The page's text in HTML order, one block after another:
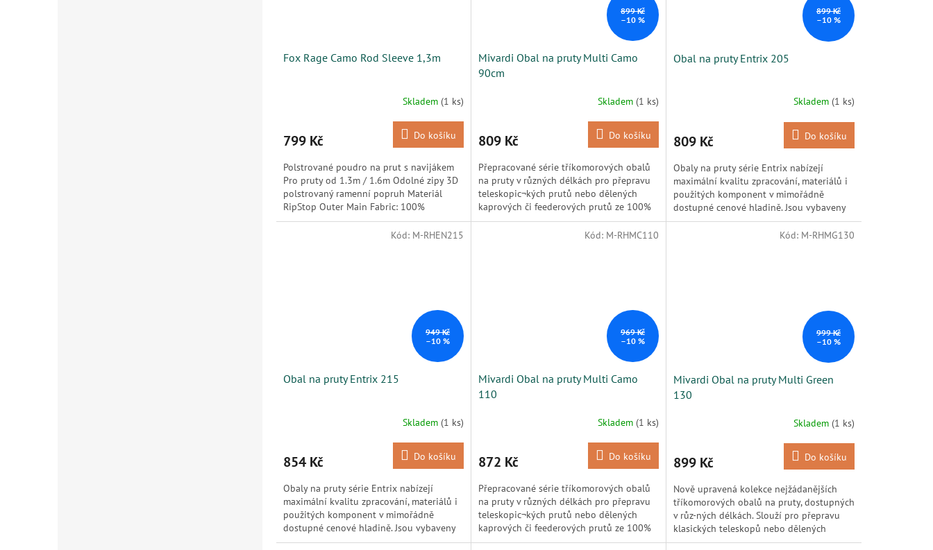
Fox Rage Camo Rod Sleeve 1,3m
Skladem (1 ks)
799 Kč Do košíku
Polstrované poudro na prut s navijákem
Pro pruty od 1.3m / 1.6m Odolné zipy 3D
polstrovaný ramenní popruh Materiál
RipStop Outer Main Fabric: 100%
Polyester Lining: 100%...
899 Kč
–10 %
Mivardi Obal na pruty Multi Camo
90cm
Skladem (1 ks)
809 Kč Do košíku
Přepracované série tříkomorových obalů
na pruty v různých délkách pro přepravu
teleskopic¬kých prutů nebo dělených
kaprových či feederových prutů ze 100%
nepromokavého materiálu.
899 Kč
–10 %
Obal na pruty Entrix 205
Skladem (1 ks)
809 Kč Do košíku
Obaly na pruty série Entrix nabízejí
maximální kvalitu zpracování, materiálů i
použitých komponent v mimořádně
dostupné cenové hladině. Jsou vybaveny
...
949 Kč
–10 %
Obal na pruty Entrix 215
Skladem (1 ks)
854 Kč Do košíku
Obaly na pruty série Entrix nabízejí
maximální kvalitu zpracování, materiálů i
použitých komponent v mimořádně
dostupné cenové hladině. Jsou vybaveny
...
Kód: M-RHEN215
969 Kč
–10 %
Mivardi Obal na pruty Multi Camo
110
Skladem (1 ks)
872 Kč Do košíku
Přepracované série tříkomorových obalů
na pruty v různých délkách pro přepravu
teleskopic¬kých prutů nebo dělených
kaprových či feederových prutů ze 100%
nepromokavého materiálu...
Kód: M-RHMC110
999 Kč
–10 %
Mivardi Obal na pruty Multi Green
130
Skladem (1 ks)
899 Kč Do košíku
Nově upravená kolekce nejžádanějších
tříkomorových obalů na pruty, dostupných
v růz-ných délkách. Slouží pro přepravu
klasických teleskopů nebo dělených
kaprových a feede-rových...
Kód: M-RHMG130